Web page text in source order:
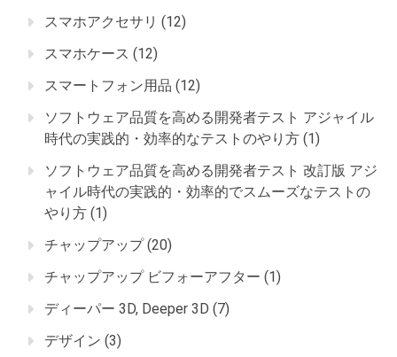
スマホアクセサリ (12)
スマホケース (12)
スマートフォン用品 (12)
ソフトウェア品質を高める開発者テスト アジャイル
時代の実践的・効率的なテストのやり方 (1)
ソフトウェア品質を高める開発者テスト 改訂版 アジ
ャイル時代の実践的・効率的でスムーズなテストの
やり方 (1)
チャップアップ(20)
チャップアップ ビフォーアフター (1)
ディーパー 3D, Deeper 3D (7)
デザイン (3)